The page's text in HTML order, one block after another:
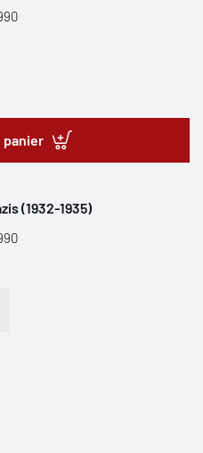
panier
(1932-1935)